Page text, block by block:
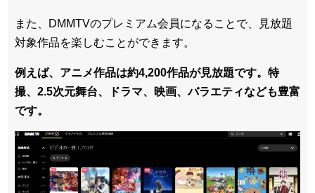
また、DMMTVのプレミアム会員になることで、見放題
対象作品を楽しむことができます。
例えば、アニメ作品は約4,200作品が見放題です。特
撮、2.5次元舞台、ドラマ、映画、バラエティなども豊富
です。